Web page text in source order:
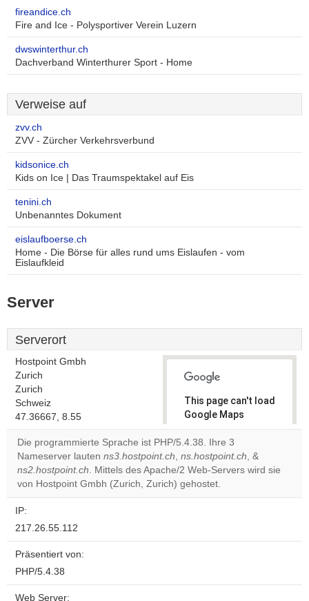
fireandice.ch
Fire and Ice - Polysportiver Verein Luzern
dwswinterthur.ch
Dachverband Winterthurer Sport - Home
Verweise auf
zvv.ch
ZVV - Zürcher Verkehrsverbund
kidsonice.ch
Kids on Ice | Das Traumspektakel auf Eis
tenini.ch
Unbenanntes Dokument
eislaufboerse.ch
Home - Die Börse für alles rund ums Eislaufen - vom
Eislaufkleid
Server
Serverort
Hostpoint Gmbh
Zurich
Zurich
Schweiz
47.36667, 8.55
This page can't load
Google Maps
correctly.
Do you
own this
website?
OK
Die programmierte Sprache ist PHP/5.4.38. Ihre 3
Nameserver lauten ns3.hostpoint.ch, ns.hostpoint.ch, &
ns2.hostpoint.ch. Mittels des Apache/2 Web-Servers wird sie
von Hostpoint Gmbh (Zurich, Zurich) gehostet.
IP:
217.26.55.112
Präsentiert von:
PHP/5.4.38
Web Server: